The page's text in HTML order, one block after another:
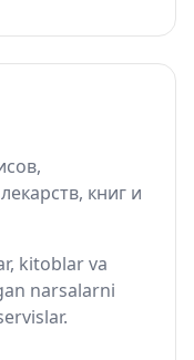
книг и
kitoblar va
narsalarni